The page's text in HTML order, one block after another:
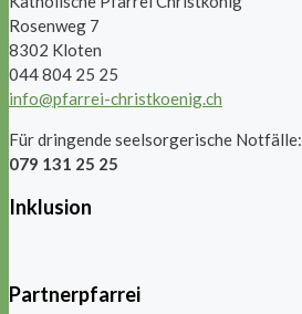
Rosenweg 7
8302 Kloten
044 804 25 25
info@pfarrei-christkoenig.ch
Für dringende seelsorgerische Notfälle:
079 131 25 25
Inklusion
Partnerpfarrei